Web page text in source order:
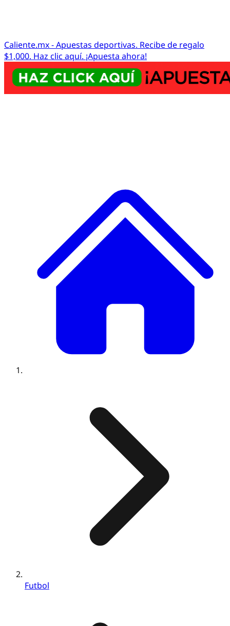
Caliente.mx - Apuestas deportivas. Recibe de regalo
$1,000. Haz clic aquí. ¡Apuesta ahora!
Futbol